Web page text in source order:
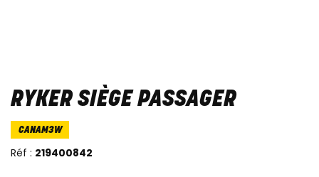
RYKER SIÈGE PASSAGER
CANAM3W
Réf : 219400842